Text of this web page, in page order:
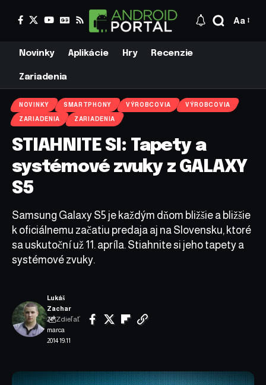
Aa
Novinky Aplikácie Hry Recenzie
Zariadenia
NOVINKY SMARTPHONY VÝROBCOVIA VÝROBCOVIA
ZARIADENIA ZARIADENIA
STIAHNITE SI: Tapety a
systémové zvuky z GALAXY
S5
Samsung Galaxy S5 je každým dňom bližšie a bližšie
k oficiálnemu začatiu predaja aj na Slovensku, ktoré
sa uskutoční už 11. apríla. Stiahnite si jeho tapety a
systémové zvuky.
24.
marca
2014 19:11
Lukáš
Zachar
Zdieľať